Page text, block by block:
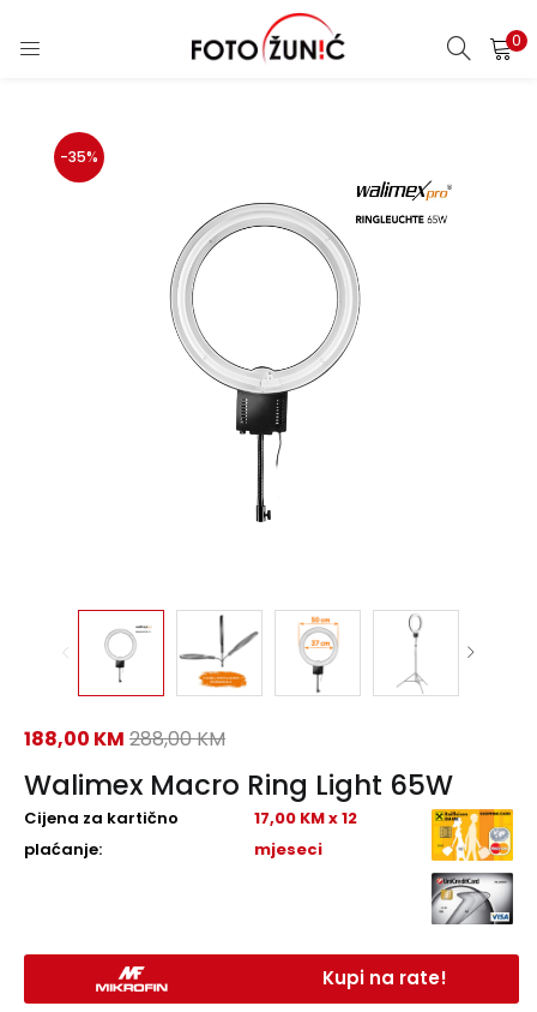
0
-35%
Walimex Macro Ring Light 65W
188,00 KM 288,00KM
Cijena za kartično
plaćanje:
17,00 KM x 12
mjeseci
Kupi na rate!